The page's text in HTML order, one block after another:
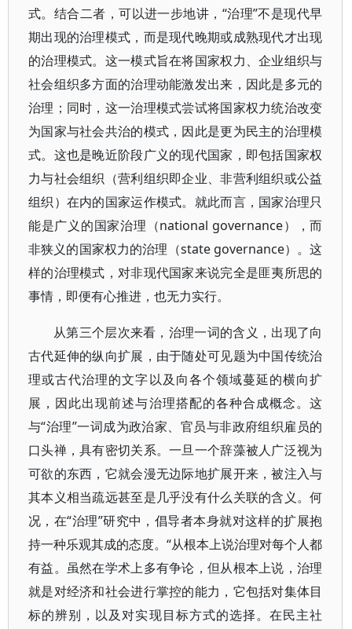
式。结合二者，可以进一步地讲，“治理”不是现代早
期出现的治理模式，而是现代晚期或成熟现代才出现
的治理模式。这一模式旨在将国家权力、企业组织与
社会组织多方面的治理动能激发出来，因此是多元的
治理；同时，这一治理模式尝试将国家权力统治改变
为国家与社会共治的模式，因此是更为民主的治理模
式。这也是晚近阶段广义的现代国家，即包括国家权
力与社会组织（营利组织即企业、非营利组织或公益
组织）在内的国家运作模式。就此而言，国家治理只
能是广义的国家治理（national governance），而
非狭义的国家权力的治理（state governance）。这
样的治理模式，对非现代国家来说完全是匪夷所思的
事情，即便有心推进，也无力实行。
从第三个层次来看，治理一词的含义，出现了向
古代延伸的纵向扩展，由于随处可见题为中国传统治
理或古代治理的文字以及向各个领域蔓延的横向扩
展，因此出现前述与治理搭配的各种合成概念。这
与“治理”一词成为政治家、官员与非政府组织雇员的
口头禅，具有密切关系。一旦一个辞藻被人广泛视为
可欲的东西，它就会漫无边际地扩展开来，被注入与
其本义相当疏远甚至是几乎没有什么关联的含义。何
况，在“治理”研究中，倡导者本身就对这样的扩展抱
持一种乐观其成的态度。“从根本上说治理对每个人都
有益。虽然在学术上多有争论，但从根本上说，治理
就是对经济和社会进行掌控的能力，它包括对集体目
标的辨别，以及对实现目标方式的选择。在民主社